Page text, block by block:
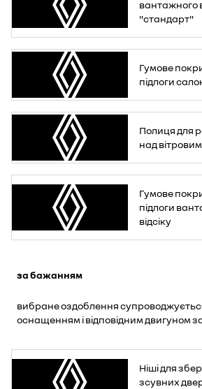
вантажного
"стандарт"
Гумове
підлоги
Полиця для
над
Гумове
підлоги
відсіку
за бажанням
вибране оздоблення
оснащенням і відповідним двигуном
Ніші для
зсувних